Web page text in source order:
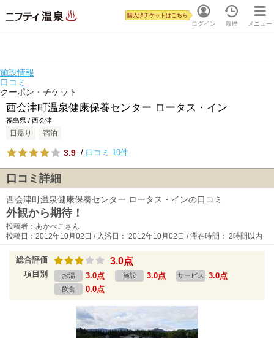
ログイン
購入済チケットはこちら
履歴 メニュー
施設情報
口コミ
クーポン・チケット
西会津町温泉健康保養センター ロータス・イン
福島県 / 西会津
日帰り 宿泊
3.9 / 口コミ 10件
口コミ詳細
西会津町温泉健康保養センター ロータス・インの口コミ
外観から期待！
投稿者：あかべこさん
投稿日：2012年10月02日 / 入浴日： 2012年10月02日 / 滞在時間： 2時間以内
総合評価 3.0点
項目別 お湯 3.0点 施設 3.0点 サービス 3.0点
飲食 0.0点